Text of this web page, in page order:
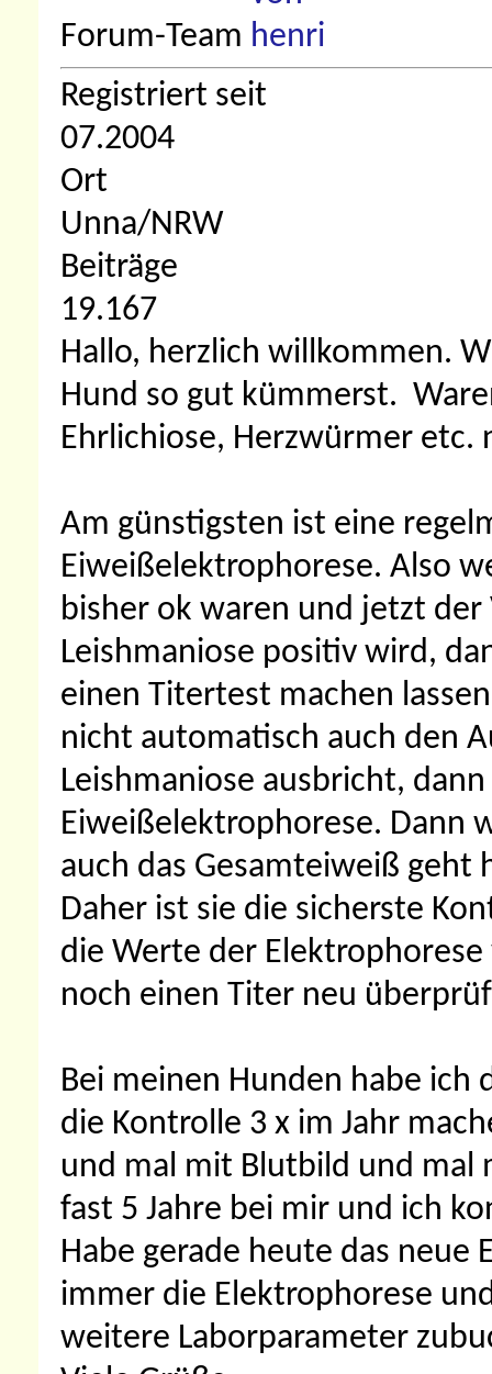
Forum-Team
Registriert seit
07.2004
Ort
Unna/NRW
Beiträge
19.167
Hallo, herzlich willkommen.
Hund so gut kümmerst.
Ehrlichiose, Herzwürmer etc.
Am günstigsten ist eine
Eiweißelektrophorese. Also
bisher ok waren und jetzt
Leishmaniose positiv wird,
einen Titertest machen
nicht automatisch auch den
Leishmaniose ausbricht,
Eiweißelektrophorese. Dann
auch das Gesamteiweiß geht
Daher ist sie die sicherste
die Werte der
noch einen Titer neu
Bei meinen Hunden habe ich
die Kontrolle 3 x im Jahr
und mal mit Blutbild und mal
fast 5 Jahre bei mir und ich
Habe gerade heute das neue
immer die Elektrophorese
weitere Laborparameter